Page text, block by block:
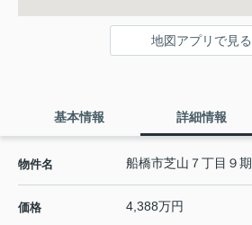
地図アプリで見る
基本情報 詳細情報
物件名 船橋市芝山７丁目９期
価格 4,388万円